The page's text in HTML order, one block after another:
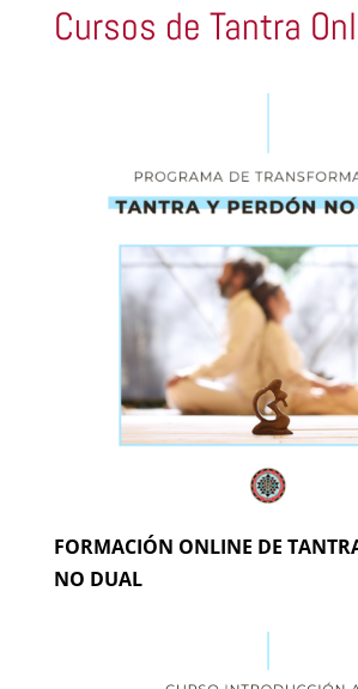
Cursos de Tantra
FORMACIÓN ONLINE DE
NO DUAL